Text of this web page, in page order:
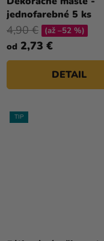
jednofarebné 5 ks
od 2,73 €
4,90 € (až –52 %)
DETAIL
TIP